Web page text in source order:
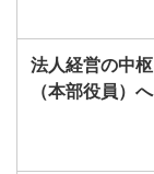
法人経営の中枢
（本部役員）へ